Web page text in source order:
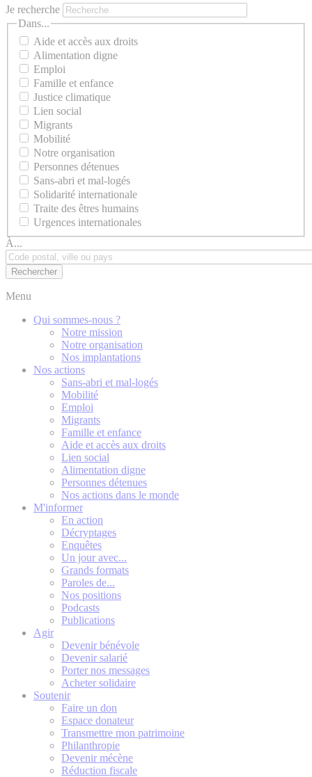
Je recherche
Dans...
Aide et accès aux droits
Alimentation digne
Emploi
Famille et enfance
Justice climatique
Lien social
Migrants
Mobilité
Notre organisation
Personnes détenues
Sans-abri et mal-logés
Solidarité internationale
Traite des êtres humains
Urgences internationales
À...
Menu
Qui sommes-nous ?
Notre mission
Notre organisation
Nos implantations
Nos actions
Sans-abri et mal-logés
Mobilité
Emploi
Migrants
Famille et enfance
Aide et accès aux droits
Lien social
Alimentation digne
Personnes détenues
Nos actions dans le monde
M'informer
En action
Décryptages
Enquêtes
Un jour avec...
Grands formats
Paroles de...
Nos positions
Podcasts
Publications
Agir
Devenir bénévole
Devenir salarié
Porter nos messages
Acheter solidaire
Soutenir
Faire un don
Espace donateur
Transmettre mon patrimoine
Philanthropie
Devenir mécène
Réduction fiscale